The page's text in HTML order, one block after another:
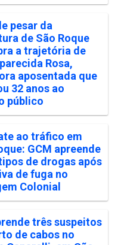
pesar da
de São Roque
a trajetória de
Rosa,
aposentada que
32 anos ao
público
ao tráfico em
GCM apreende
de drogas após
de fuga no
Colonial
três suspeitos
de cabos no